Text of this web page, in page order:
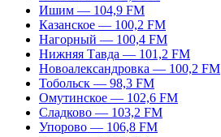
Ишим — 104,9 FM
Казанское — 100,2 FM
Нагорный — 100,4 FM
Нижняя Тавда — 101,2 FM
Новоалександровка — 100,2 FM
Тобольск — 98,3 FM
Омутинское — 102,6 FM
Сладково — 103,2 FM
Упорово — 106,8 FM